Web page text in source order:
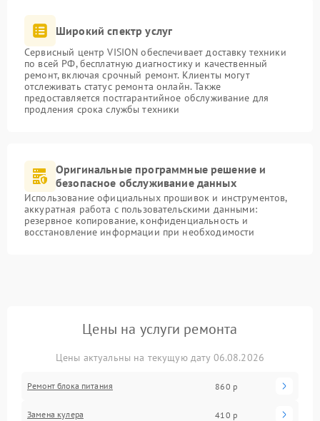
Широкий спектр услуг
Сервисный центр VISION обеспечивает доставку техники
по всей РФ, бесплатную диагностику и качественный
ремонт, включая срочный ремонт. Клиенты могут
отслеживать статус ремонта онлайн. Также
предоставляется постгарантийное обслуживание для
продления срока службы техники
Оригинальные программные решение и
безопасное обслуживание данных
Использование официальных прошивок и инструментов,
аккуратная работа с пользовательскими данными:
резервное копирование, конфиденциальность и
восстановление информации при необходимости
Цены на услуги ремонта
Цены актуальны на текущую дату 06.08.2026
Ремонт блока питания 860 р
Замена кулера 410 р